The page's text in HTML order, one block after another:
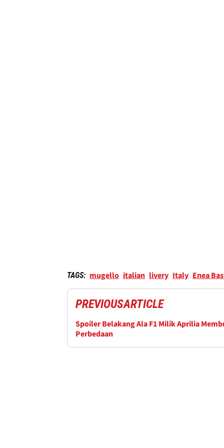
TAGS: mugello italian livery Italy Enea
PREVIOUSARTICLE
Spoiler Belakang Ala F1 Milik Aprilia
Perbedaan